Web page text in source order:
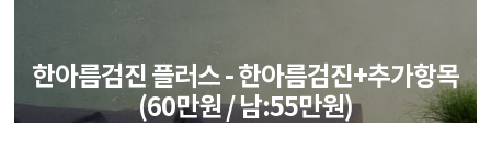
한아름검진 플러스 - 한아름검진+추가항목
(60만원 / 남:55만원)